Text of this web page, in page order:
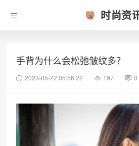
时尚资
手背为什么会松弛皱纹多？
2023-05-22 05:56:22 197 0